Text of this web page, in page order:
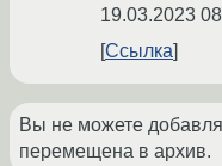
19.03.2023
Ссылка
Вы не можете
перемещена в архив.